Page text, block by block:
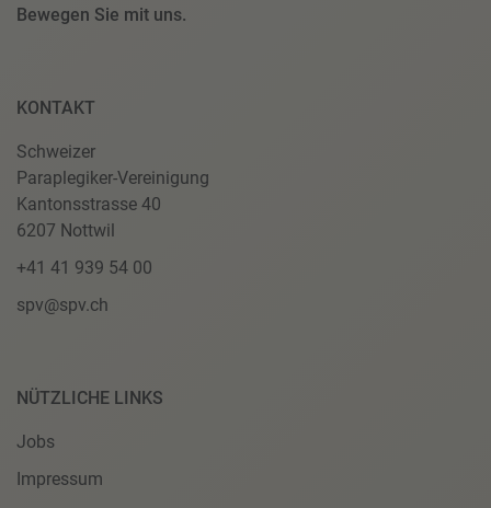
Bewegen Sie mit uns.
KONTAKT
Schweizer
Paraplegiker-Vereinigung
Kantonsstrasse 40
6207 Nottwil
+41 41 939 54 00
spv@spv.ch
NÜTZLICHE LINKS
Jobs
Impressum